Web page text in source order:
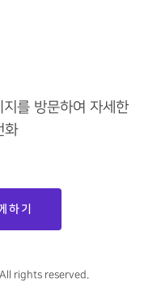
를 방문하여 자세한
화
하기
rights reserved.